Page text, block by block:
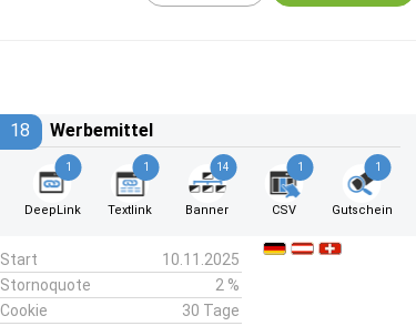
18 Werbemittel
1
DeepLink
1
Textlink
14
Banner
1
CSV
1
Gutschein
Start
10.11.2025
Stornoquote
2 %
Cookie
30 Tage